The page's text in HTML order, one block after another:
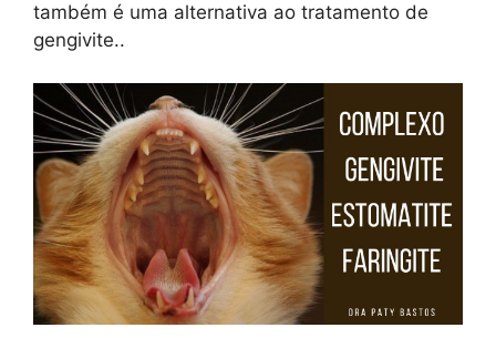
também é uma alternativa ao tratamento de
gengivite..